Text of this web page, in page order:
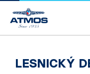
LESNICKÝ